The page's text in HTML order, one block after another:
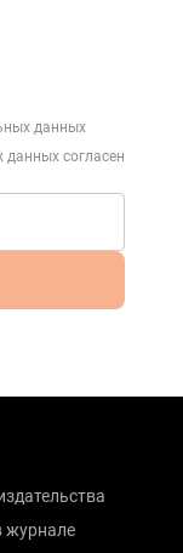
данных
данных согласен
журнале